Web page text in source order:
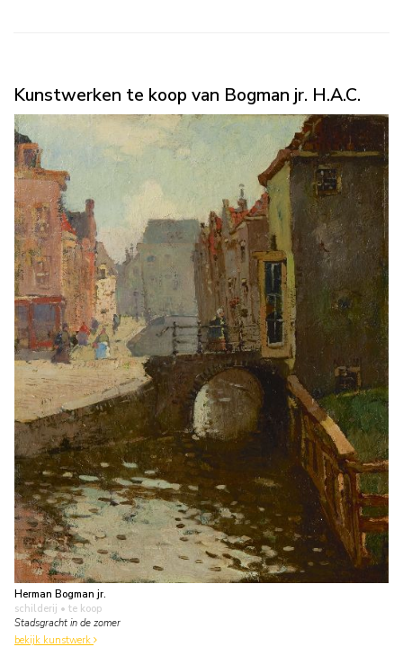
Kunstwerken te koop van Bogman jr. H.A.C.
Herman Bogman jr.
schilderij • te koop
Stadsgracht in de zomer
bekijk kunstwerk